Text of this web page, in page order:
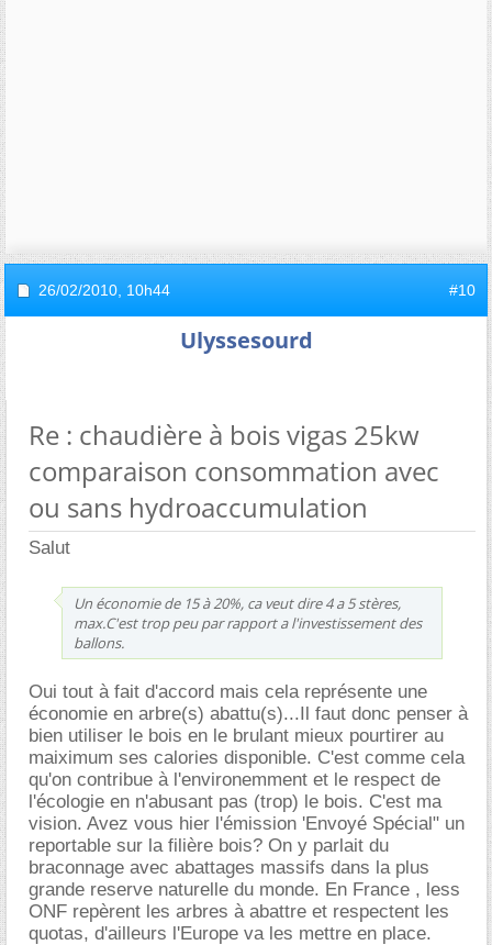
26/02/2010, 10h44 #10
Ulyssesourd
Re : chaudière à bois vigas 25kw
comparaison consommation avec
ou sans hydroaccumulation
Salut
Un économie de 15 à 20%, ca veut dire 4 a 5 stères,
max.C'est trop peu par rapport a l'investissement des
ballons.
Oui tout à fait d'accord mais cela représente une
économie en arbre(s) abattu(s)...Il faut donc penser à
bien utiliser le bois en le brulant mieux pourtirer au
maiximum ses calories disponible. C'est comme cela
qu'on contribue à l'environemment et le respect de
l'écologie en n'abusant pas (trop) le bois. C'est ma
vision. Avez vous hier l'émission 'Envoyé Spécial" un
reportable sur la filière bois? On y parlait du
braconnage avec abattages massifs dans la plus
grande reserve naturelle du monde. En France , less
ONF repèrent les arbres à abattre et respectent les
quotas, d'ailleurs l'Europe va les mettre en place.